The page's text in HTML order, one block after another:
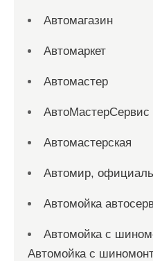
Автомагазин
Автомаркет
Автомастер
АвтоМастерСервис
Автомастерская
Автомир,
Автомойка
Автомойка с
Автомойка с